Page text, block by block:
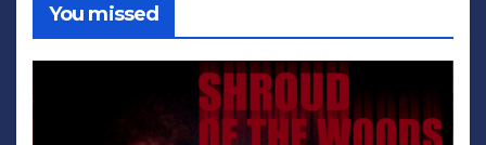
You missed